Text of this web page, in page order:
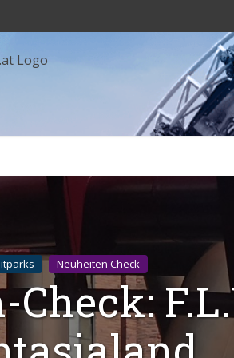
Neuheiten Check